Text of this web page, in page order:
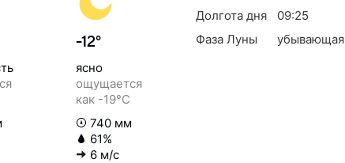
-12°
ясно
ощущается
как -19°C
740 мм
61%
6 м/с
Долгота дня
09:25
Фаза Луны
убывающая